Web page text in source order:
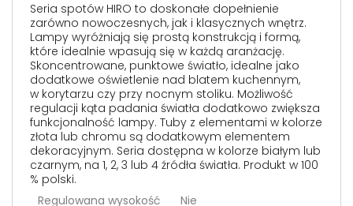
Seria spotów HIRO to doskonałe dopełnienie
zarówno nowoczesnych, jak i klasycznych wnętrz.
Lampy wyróżniają się prostą konstrukcją i formą,
które idealnie wpasują się w każdą aranżację.
Skoncentrowane, punktowe światło, idealne jako
dodatkowe oświetlenie nad blatem kuchennym,
w korytarzu czy przy nocnym stoliku. Możliwość
regulacji kąta padania światła dodatkowo zwiększa
funkcjonalność lampy. Tuby z elementami w kolorze
złota lub chromu są dodatkowym elementem
dekoracyjnym. Seria dostępna w kolorze białym lub
czarnym, na 1, 2, 3 lub 4 źródła światła. Produkt w 100
% polski.
Regulowana wysokość
Nie